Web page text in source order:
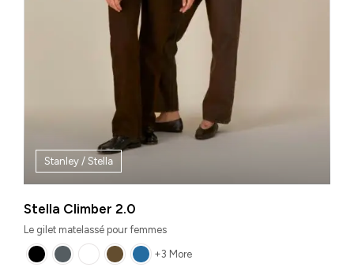
Stanley / Stella
Stella Climber 2.0
Le gilet matelassé pour femmes
+3 More